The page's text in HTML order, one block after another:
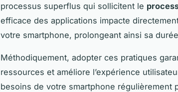
processus superflus qui sollicitent le
efficace des applications impacte
votre smartphone, prolongeant ainsi sa
Méthodiquement, adopter ces pratiques
ressources et améliore l’expérience
besoins de votre smartphone régulièrement